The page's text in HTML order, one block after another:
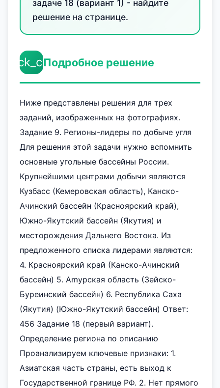
задаче 18 (вариант 1) - найдите
решение на странице.
Подробное решение
Ниже представлены решения для трех
заданий, изображенных на фотографиях.
Задание 9. Регионы-лидеры по добыче угля
Для решения этой задачи нужно вспомнить
основные угольные бассейны России.
Крупнейшими центрами добычи являются
Кузбасс (Кемеровская область), Канско-
Ачинский бассейн (Красноярский край),
Южно-Якутский бассейн (Якутия) и
месторождения Дальнего Востока. Из
предложенного списка лидерами являются:
4. Красноярский край (Канско-Ачинский
бассейн) 5. Amурская область (Зейско-
Буреинский бассейн) 6. Республика Саха
(Якутия) (Южно-Якутский бассейн) Ответ:
456 Задание 18 (первый вариант).
Определение региона по описанию
Проанализируем ключевые признаки: 1.
Азиатская часть страны, есть выход к
Государственной границе РФ. 2. Нет прямого